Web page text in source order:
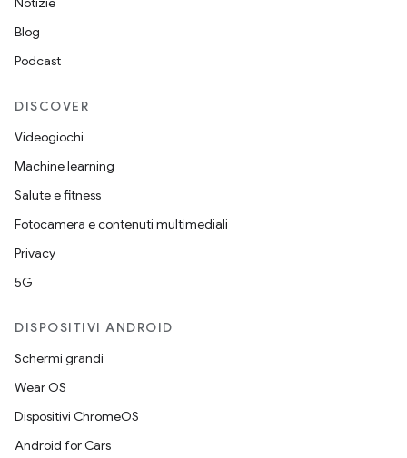
Blog
Podcast
DISCOVER
Videogiochi
Machine learning
Salute e fitness
Fotocamera e contenuti multimediali
Privacy
5G
DISPOSITIVI ANDROID
Schermi grandi
Wear OS
Dispositivi ChromeOS
Android for Cars